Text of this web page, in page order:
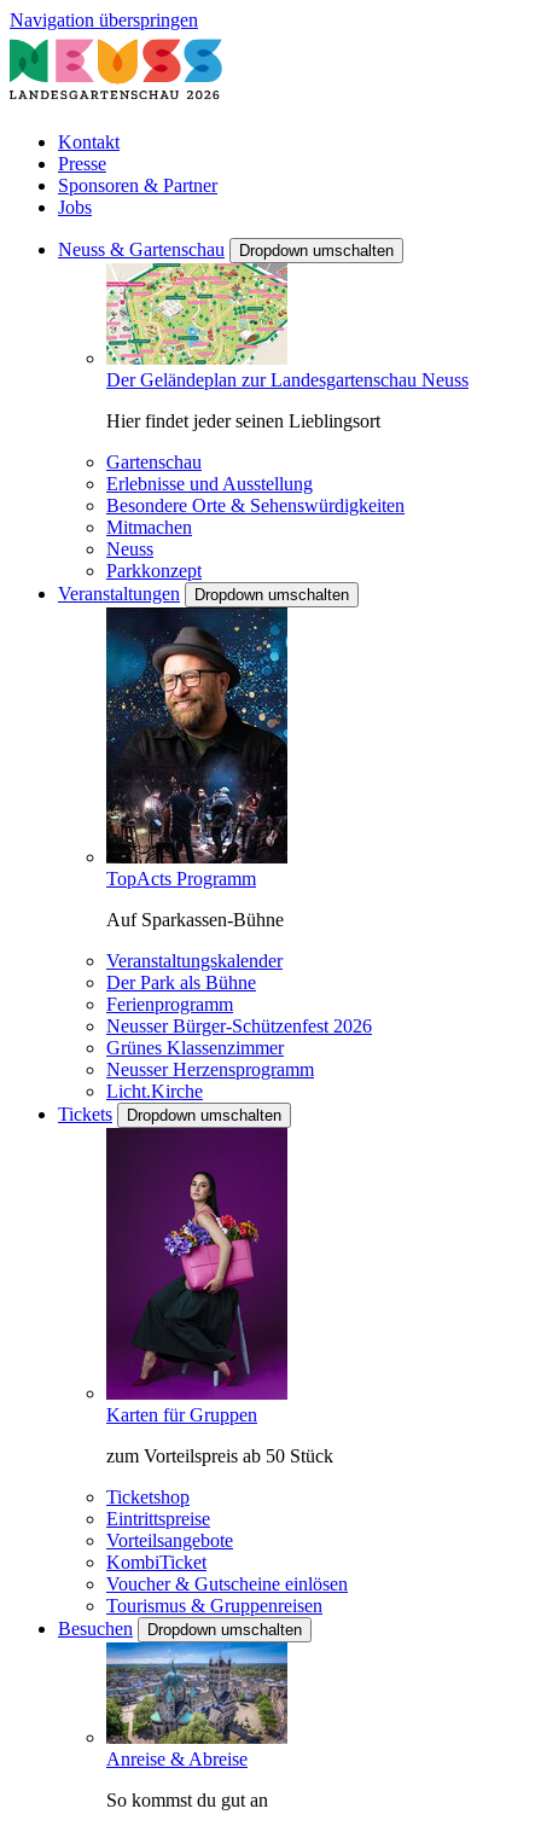
Navigation überspringen
Kontakt
Presse
Sponsoren & Partner
Jobs
Neuss & Gartenschau Dropdown umschalten
Der Geländeplan zur Landesgartenschau Neuss
Hier findet jeder seinen Lieblingsort
Gartenschau
Erlebnisse und Ausstellung
Besondere Orte & Sehenswürdigkeiten
Mitmachen
Neuss
Parkkonzept
Veranstaltungen
Dropdown umschalten
TopActs Programm
Auf Sparkassen-Bühne
Veranstaltungskalender
Der Park als Bühne
Ferienprogramm
Neusser Bürger-Schützenfest 2026
Grünes Klassenzimmer
Neusser Herzensprogramm
Licht.Kirche
Tickets
Dropdown umschalten
Karten für Gruppen
zum Vorteilspreis ab 50 Stück
Ticketshop
Eintrittspreise
Vorteilsangebote
KombiTicket
Voucher & Gutscheine einlösen
Tourismus & Gruppenreisen
Besuchen
Dropdown umschalten
Anreise & Abreise
So kommst du gut an